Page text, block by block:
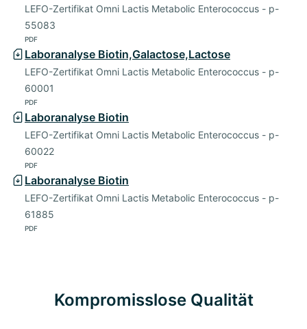
LEFO-Zertifikat Omni Lactis Metabolic Enterococcus - p-
55083
PDF
Laboranalyse Biotin,Galactose,Lactose
LEFO-Zertifikat Omni Lactis Metabolic Enterococcus - p-
60001
PDF
Laboranalyse Biotin
LEFO-Zertifikat Omni Lactis Metabolic Enterococcus - p-
60022
PDF
Laboranalyse Biotin
LEFO-Zertifikat Omni Lactis Metabolic Enterococcus - p-
61885
PDF
Kompromisslose Qualität